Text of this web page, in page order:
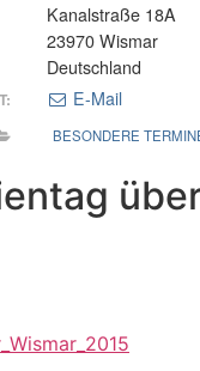
Kanalstraße 18A
23970 Wismar
Deutschland
E-Mail
BESONDERE